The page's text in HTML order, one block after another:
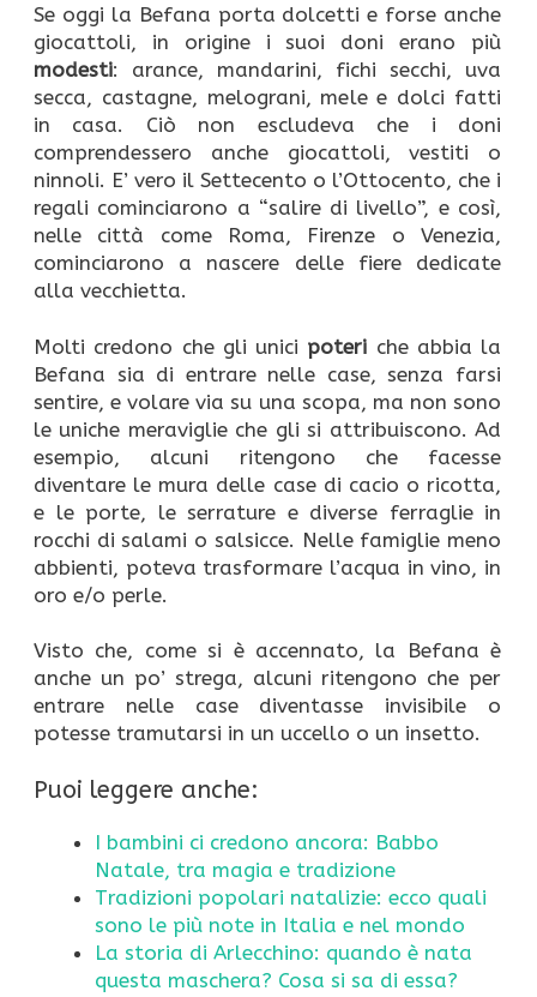
Se oggi la Befana porta dolcetti e forse anche
giocattoli, in origine i suoi doni erano più
modesti: arance, mandarini, fichi secchi, uva
secca, castagne, melograni, mele e dolci fatti
in casa. Ciò non escludeva che i doni
comprendessero anche giocattoli, vestiti o
ninnoli. E’ vero il Settecento o l’Ottocento, che i
regali cominciarono a “salire di livello”, e così,
nelle città come Roma, Firenze o Venezia,
cominciarono a nascere delle fiere dedicate
alla vecchietta.
Molti credono che gli unici poteri che abbia la
Befana sia di entrare nelle case, senza farsi
sentire, e volare via su una scopa, ma non sono
le uniche meraviglie che gli si attribuiscono. Ad
esempio, alcuni ritengono che facesse
diventare le mura delle case di cacio o ricotta,
e le porte, le serrature e diverse ferraglie in
rocchi di salami o salsicce. Nelle famiglie meno
abbienti, poteva trasformare l’acqua in vino, in
oro e/o perle.
Visto che, come si è accennato, la Befana è
anche un po’ strega, alcuni ritengono che per
entrare nelle case diventasse invisibile o
potesse tramutarsi in un uccello o un insetto.
Puoi leggere anche:
I bambini ci credono ancora: Babbo
Natale, tra magia e tradizione
Tradizioni popolari natalizie: ecco quali
sono le più note in Italia e nel mondo
La storia di Arlecchino: quando è nata
questa maschera? Cosa si sa di essa?